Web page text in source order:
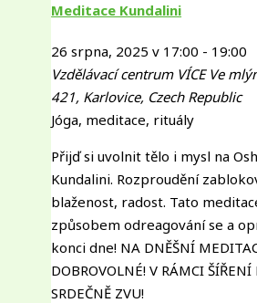
Meditace Kundalini
26 srpna, 2025 v 17:00 - 19:00
Vzdělávací centrum VÍCE Ve
421, Karlovice, Czech Republic
Jóga, meditace, rituály
Přijď si uvolnit tělo i mysl na
Kundalini. Rozproudění
blaženost, radost. Tato
způsobem odreagování se a
konci dne! NA DNĚŠNÍ
DOBROVOLNÉ! V RÁMCI ŠÍŘENÍ
SRDEČNĚ ZVU!